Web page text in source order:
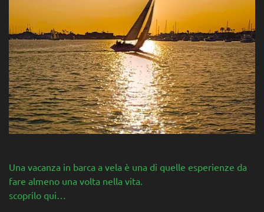
Una vacanza in barca a vela è una di quelle esperienze da
fare almeno una volta nella vita.
scoprilo qui…